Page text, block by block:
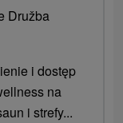
Družba
i dostęp
na
i strefy...